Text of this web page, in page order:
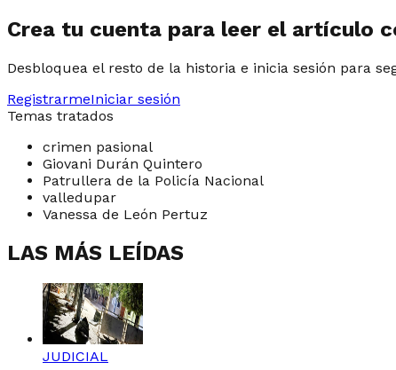
Crea tu cuenta para leer el artículo
Desbloquea el resto de la historia e inicia sesión para
RegistrarmeIniciar sesión
Temas tratados
crimen pasional
Giovani Durán Quintero
Patrullera de la Policía Nacional
valledupar
Vanessa de León Pertuz
LAS MÁS LEÍDAS
JUDICIAL